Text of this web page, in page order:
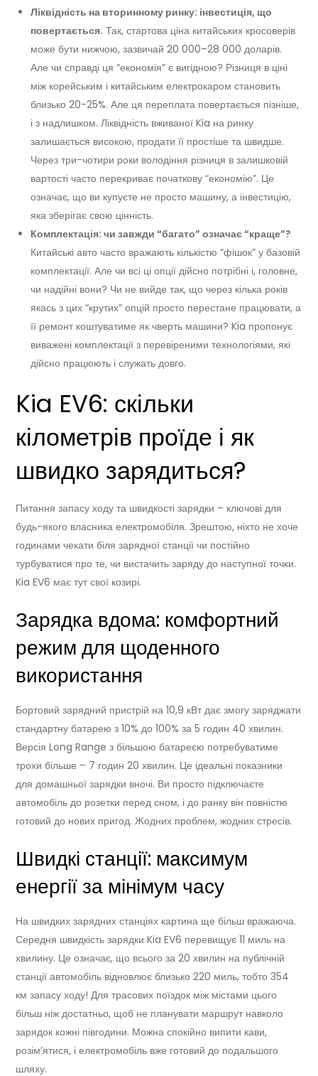
Ліквідність на вторинному ринку: інвестиція, що
повертається. Так, стартова ціна китайських кросоверів
може бути нижчою, зазвичай 20 000–28 000 доларів.
Але чи справді ця “економія” є вигідною? Різниця в ціні
між корейським і китайським електрокаром становить
близько 20-25%. Але ця переплата повертається пізніше,
і з надлишком. Ліквідність вживаної Kia на ринку
залишається високою, продати її простіше та швидше.
Через три-чотири роки володіння різниця в залишковій
вартості часто перекриває початкову “економію”. Це
означає, що ви купуєте не просто машину, а інвестицію,
яка зберігає свою цінність.
Комплектація: чи завжди “багато” означає “краще”?
Китайські авто часто вражають кількістю “фішок” у базовій
комплектації. Але чи всі ці опції дійсно потрібні і, головне,
чи надійні вони? Чи не вийде так, що через кілька років
якась з цих “крутих” опцій просто перестане працювати, а
її ремонт коштуватиме як чверть машини? Kia пропонує
виважені комплектації з перевіреними технологіями, які
дійсно працюють і служать довго.
Kia EV6: скільки
кілометрів проїде і як
швидко зарядиться?
Питання запасу ходу та швидкості зарядки – ключові для
будь-якого власника електромобіля. Зрештою, ніхто не хоче
годинами чекати біля зарядної станції чи постійно
турбуватися про те, чи вистачить заряду до наступної точки.
Kia EV6 має тут свої козирі.
Зарядка вдома: комфортний
режим для щоденного
використання
Бортовий зарядний пристрій на 10,9 кВт дає змогу заряджати
стандартну батарею з 10% до 100% за 5 годин 40 хвилин.
Версія Long Range з більшою батареєю потребуватиме
трохи більше – 7 годин 20 хвилин. Це ідеальні показники
для домашньої зарядки вночі. Ви просто підключаєте
автомобіль до розетки перед сном, і до ранку він повністю
готовий до нових пригод. Жодних проблем, жодних стресів.
Швидкі станції: максимум
енергії за мінімум часу
На швидких зарядних станціях картина ще більш вражаюча.
Середня швидкість зарядки Kia EV6 перевищує 11 миль на
хвилину. Це означає, що всього за 20 хвилин на публічній
станції автомобіль відновлює близько 220 миль, тобто 354
км запасу ходу! Для трасових поїздок між містами цього
більш ніж достатньо, щоб не планувати маршрут навколо
зарядок кожні півгодини. Можна спокійно випити кави,
розім’ятися, і електромобіль вже готовий до подальшого
шляху.